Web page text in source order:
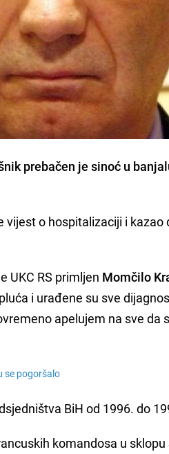
prebačen je sinoć u
vijest o hospitalizaciji i
UKC RS primljen Momčilo
i urađene su sve
apelujem na sve da
se pogoršalo
BiH od 1996. do
komandosa u sklopu